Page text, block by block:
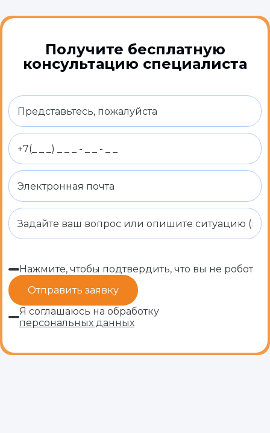
Получите бесплатную
консультацию специалиста
Нажмите, чтобы подтвердить, что вы не робот
Я соглашаюсь на обработку
персональных данных